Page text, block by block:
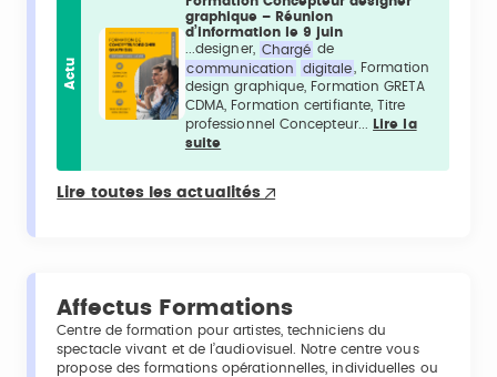
Actu
graphique – Réunion
d’information le 9 juin
...designer,
Chargé de
communication
digitale
, Formation
design graphique, Formation GRETA
CDMA, Formation certifiante, Titre
professionnel Concepteur...
Lire la
suite
Lire toutes les actualités
Affectus Formations
Centre de formation pour artistes, techniciens du
spectacle vivant et de l’audiovisuel. Notre centre vous
propose des formations opérationnelles, individuelles ou